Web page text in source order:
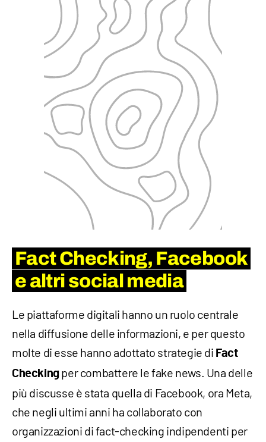
Fact Checking, Facebook
e altri social media
Le piattaforme digitali hanno un ruolo centrale
nella diffusione delle informazioni, e per questo
molte di esse hanno adottato strategie di Fact
Checkingper combattere le fake news. Una delle
più discusse è stata quella di Facebook, ora Meta,
che negli ultimi anni ha collaborato con
organizzazioni di fact-checking indipendenti per